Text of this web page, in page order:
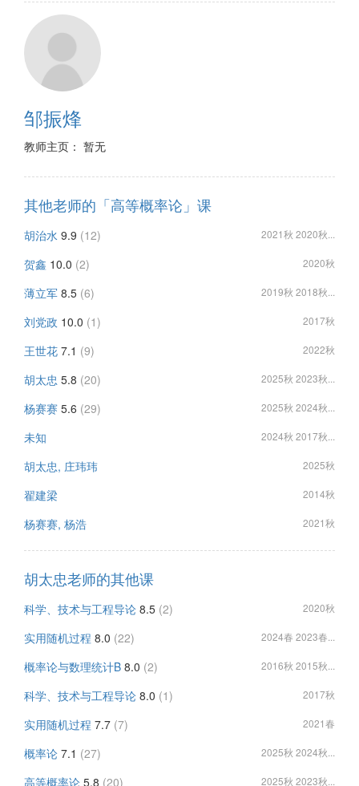
邹振烽
教师主页： 暂无
其他老师的「高等概率论」课
胡治水 9.9 (12) 2021秋 2020秋...
贺鑫 10.0 (2) 2020秋
薄立军 8.5 (6) 2019秋 2018秋...
刘党政 10.0 (1) 2017秋
王世花 7.1 (9) 2022秋
胡太忠 5.8 (20) 2025秋 2023秋...
杨赛赛 5.6 (29) 2025秋 2024秋...
未知 2024秋 2017秋...
胡太忠, 庄玮玮 2025秋
翟建梁 2014秋
杨赛赛, 杨浩 2021秋
胡太忠老师的其他课
科学、技术与工程导论 8.5 (2) 2020秋
实用随机过程 8.0 (22) 2024春 2023春...
概率论与数理统计B 8.0 (2) 2016秋 2015秋...
科学、技术与工程导论 8.0 (1) 2017秋
实用随机过程 7.7 (7) 2021春
概率论 7.1 (27) 2025秋 2024秋...
高等概率论 5.8 (20) 2025秋 2023秋...